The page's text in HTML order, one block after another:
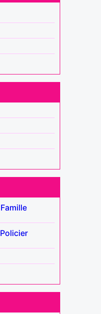
Famille
Policier